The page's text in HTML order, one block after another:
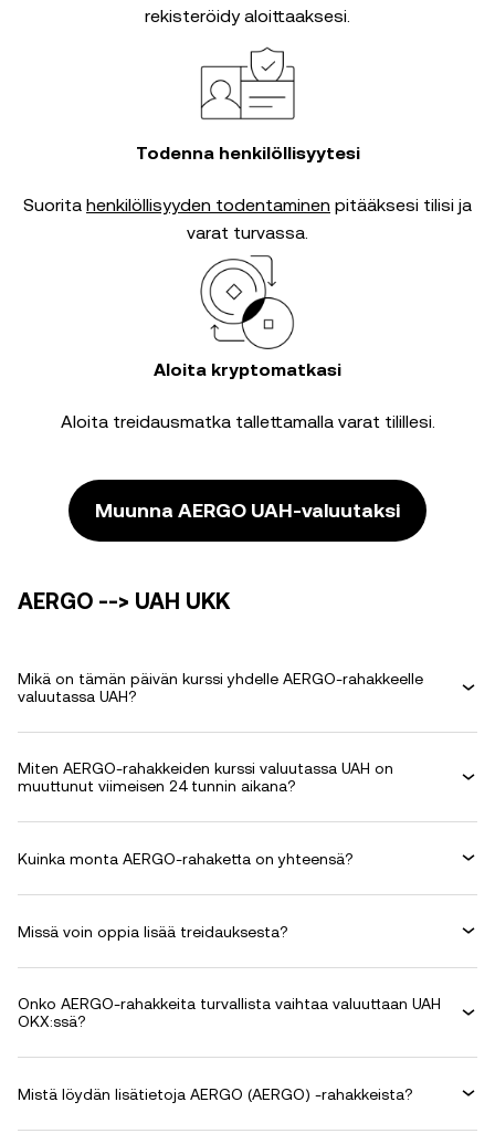
rekisteröidy aloittaaksesi.
Todenna henkilöllisyytesi
Suorita henkilöllisyyden todentaminen pitääksesi tilisi ja
varat turvassa.
Aloita kryptomatkasi
Aloita treidausmatka tallettamalla varat tilillesi.
Muunna AERGO UAH-valuutaksi
AERGO --> UAH UKK
Mikä on tämän päivän kurssi yhdelle AERGO-rahakkeelle
valuutassa UAH?
Miten AERGO-rahakkeiden kurssi valuutassa UAH on
muuttunut viimeisen 24 tunnin aikana?
Kuinka monta AERGO-rahaketta on yhteensä?
Missä voin oppia lisää treidauksesta?
Onko AERGO-rahakkeita turvallista vaihtaa valuuttaan UAH
OKX:ssä?
Mistä löydän lisätietoja AERGO (AERGO) -rahakkeista?